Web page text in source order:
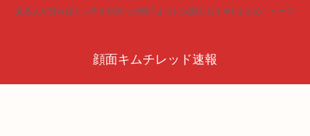
見る人が見ればキムチを頬張った時のように火照りだす5chまとめニュース
顔面キムチレッド速報